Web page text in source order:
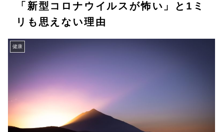
「新型コロナウイルスが怖い」と1ミ
リも思えない理由
健康